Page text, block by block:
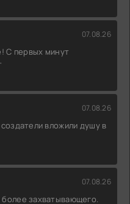
07.08.26
С первых минут
07.08.26
вложили душу в
07.08.26
захватывающего.